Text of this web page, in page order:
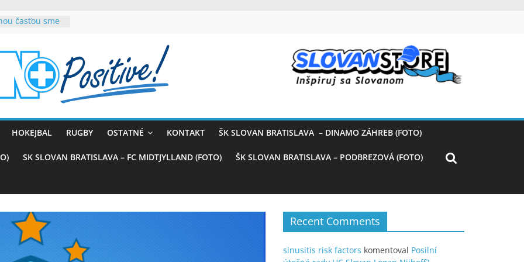
časťou sme
tímového
prvenstvo
nad
HOKEJBAL RUGBY OSTATNÉ KONTAKT ŠK SLOVAN BRATISLAVA – DINAMO ZÁHREB (FOTO)
SK SLOVAN BRATISLAVA – FC MIDTJYLLAND (FOTO) ŠK SLOVAN BRATISLAVA – PODBREZOVÁ (FOTO)
Recent Comments
sinusitis risk factors komentoval Posilní